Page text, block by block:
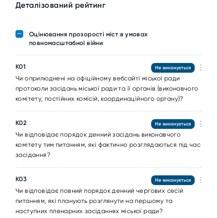
Деталізований рейтинг
Оцінювання прозорості міст в умовах
повномасштабної війни
К01
Чи оприлюднені на офіційному вебсайті міської ради
протоколи засідань міської ради та її органів (виконавчого
комітету, постійних комісій, координаційного органу)?
Не виконується
К02
Чи відповідає порядок денний засідань виконавчого
комітету тим питанням, які фактично розглядаються під час
засідання?
Не виконується
К03
Чи відповідає повний порядок денний чергових сесій
питанням, які планують розглянути на першому та
наступних пленарних засіданнях міської ради?
Не виконується